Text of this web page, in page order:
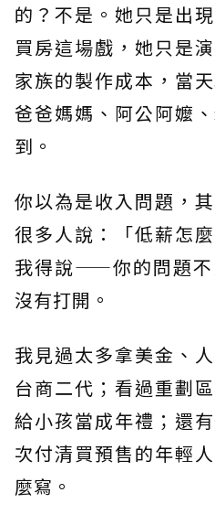
的？不是。她只是出
買房這場戲，她只是
家族的製作成本，當
爸爸媽媽、阿公阿嬤
到。
你以為是收入問題，
很多人說：「低薪怎
我得說——你的問題不
沒有打開。
我見過太多拿美金、
台商二代；看過重劃
給小孩當成年禮；還
次付清買預售的年輕
麼寫。